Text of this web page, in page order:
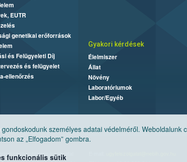
személyes adatai védelméről. Weboldalunk
az „Elfogadom” gombra.
funkcionális sütik
EUTR
genetikai erőforrások
és Felügyeleti Díj
és felügyelet
ellenőrzés
Gyakori kérdések
Élelmiszer
Állat
Növény
Laboratóriumok
Labor/Egyéb
biztonsági Hivatal